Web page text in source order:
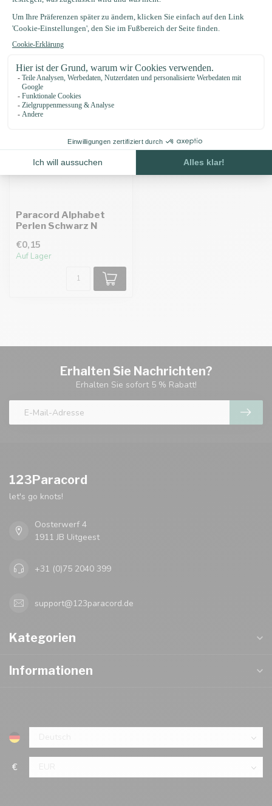
Zuletzt angesehen
Paracord Alphabet
Perlen Schwarz N
€0,15
Auf Lager
Erhalten Sie Nachrichten?
Erhalten Sie sofort 5 % Rabatt!
123Paracord
let's go knots!
Oosterwerf 4
1911 JB Uitgeest
+31 (0)75 2040 399
support@123paracord.de
Kategorien
Informationen
€